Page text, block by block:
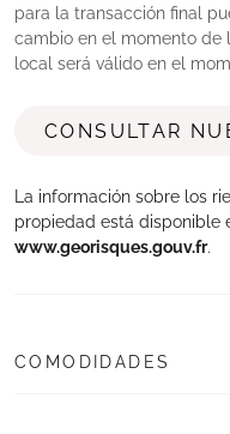
para la transacción final
cambio en el momento de
local será válido en el
CONSULTAR
La información sobre los
propiedad está disponible
www.georisques.gouv.fr.
COMODIDADES